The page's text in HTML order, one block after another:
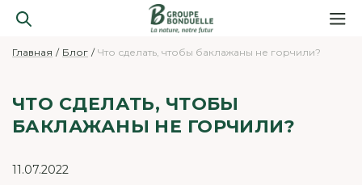
Главная Блог Что сделать, чтобы баклажаны не горчили?
ЧТО СДЕЛАТЬ, ЧТОБЫ
БАКЛАЖАНЫ НЕ ГОРЧИЛИ?
11.07.2022